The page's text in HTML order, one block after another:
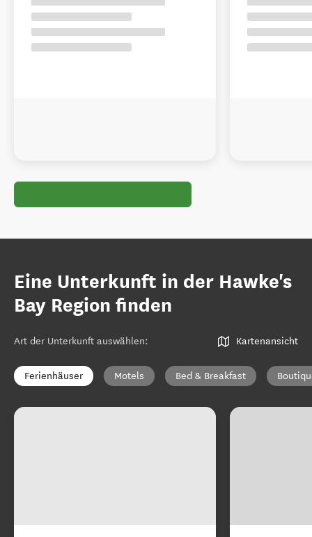
Eine Unterkunft in der Hawke's
Bay Region finden
Art der Unterkunft auswählen: Kartenansicht
Ferienhäuser Motels Bed & Breakfast